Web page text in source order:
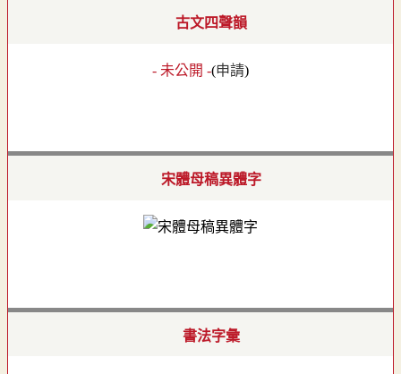
古文四聲韻
- 未公開 -(申請)
宋體母稿異體字
書法字彙